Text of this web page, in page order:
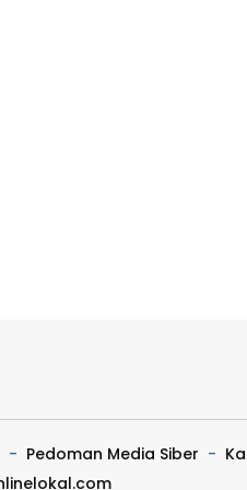
Pedoman Media Siber